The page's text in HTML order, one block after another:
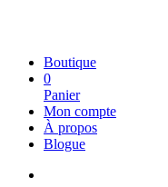
Boutique
0
Panier
Mon compte
À propos
Blogue